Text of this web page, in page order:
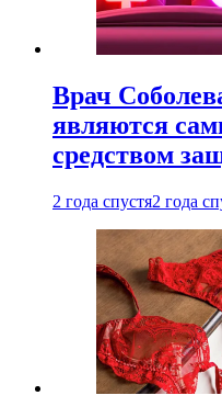
Врач
являются
средством
2 года спустя2 года